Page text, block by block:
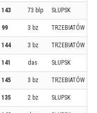
143 73 blp SŁUPSK
99 3 bz TRZEBIATÓW
144 3 bz TRZEBIATÓW
141 das SŁUPSK
145 3 bz TRZEBIATÓW
135 2 bz SŁUPSK